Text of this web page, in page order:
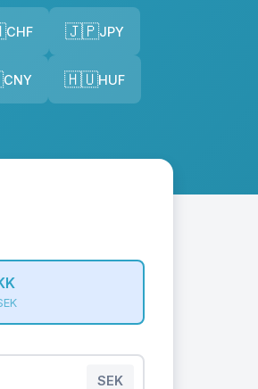
CHF 🇯🇵JPY
CNY 🇭🇺HUF
SEK